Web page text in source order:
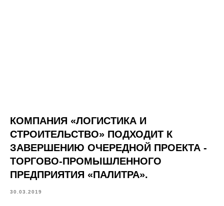
КОМПАНИЯ «ЛОГИСТИКА И
СТРОИТЕЛЬСТВО» ПОДХОДИТ К
ЗАВЕРШЕНИЮ ОЧЕРЕДНОЙ ПРОЕКТА -
ТОРГОВО-ПРОМЫШЛЕННОГО
ПРЕДПРИЯТИЯ «ПАЛИТРА».
30.03.2019